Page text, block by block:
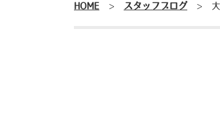
HOME > スタッフブログ >